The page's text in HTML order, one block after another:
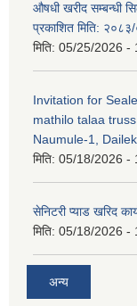
औषधी खरीद सम्बन्धी
प्रकाशित मिति:
मिति: 05/25/2026 -
Invitation for
mathilo talaa
Naumule-1,
मिति: 05/18/2026 -
सेनिटरी प्याड खरिद
मिति: 05/18/2026 -
अन्य